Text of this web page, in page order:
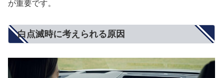
が重要です。
白点滅時に考えられる原因